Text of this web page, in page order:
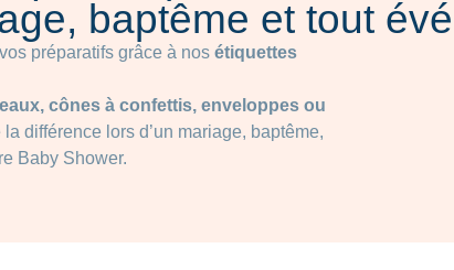
baptême et tout
préparatifs grâce à nos étiquettes
cônes à confettis, enveloppes ou
différence lors d’un mariage, baptême,
Baby Shower.